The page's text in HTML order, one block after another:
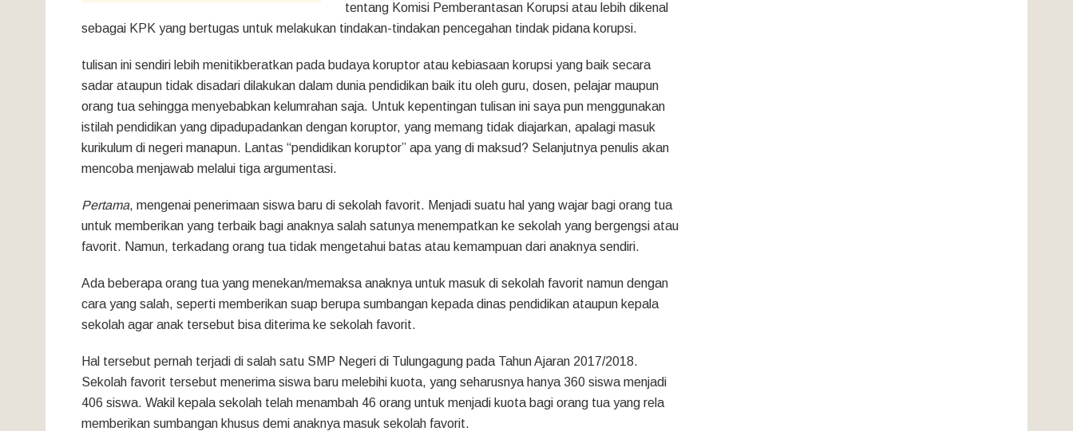
tentang Komisi Pemberantasan Korupsi atau lebih dikenal
sebagai KPK yang bertugas untuk melakukan tindakan-tindakan pencegahan tindak pidana korupsi.
tulisan ini sendiri lebih menitikberatkan pada budaya koruptor atau kebiasaan korupsi yang baik secara
sadar ataupun tidak disadari dilakukan dalam dunia pendidikan baik itu oleh guru, dosen, pelajar maupun
orang tua sehingga menyebabkan kelumrahan saja. Untuk kepentingan tulisan ini saya pun menggunakan
istilah pendidikan yang dipadupadankan dengan koruptor, yang memang tidak diajarkan, apalagi masuk
kurikulum di negeri manapun. Lantas “pendidikan koruptor” apa yang di maksud? Selanjutnya penulis akan
mencoba menjawab melalui tiga argumentasi.
Pertama, mengenai penerimaan siswa baru di sekolah favorit. Menjadi suatu hal yang wajar bagi orang tua
untuk memberikan yang terbaik bagi anaknya salah satunya menempatkan ke sekolah yang bergengsi atau
favorit. Namun, terkadang orang tua tidak mengetahui batas atau kemampuan dari anaknya sendiri.
Ada beberapa orang tua yang menekan/memaksa anaknya untuk masuk di sekolah favorit namun dengan
cara yang salah, seperti memberikan suap berupa sumbangan kepada dinas pendidikan ataupun kepala
sekolah agar anak tersebut bisa diterima ke sekolah favorit.
Hal tersebut pernah terjadi di salah satu SMP Negeri di Tulungagung pada Tahun Ajaran 2017/2018.
Sekolah favorit tersebut menerima siswa baru melebihi kuota, yang seharusnya hanya 360 siswa menjadi
406 siswa. Wakil kepala sekolah telah menambah 46 orang untuk menjadi kuota bagi orang tua yang rela
memberikan sumbangan khusus demi anaknya masuk sekolah favorit.